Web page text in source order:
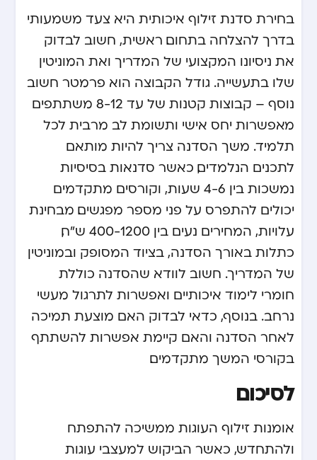
בחירת סדנת זילוף איכותית היא צעד משמעותי
בדרך להצלחה בתחום. ראשית, חשוב לבדוק
את ניסיונו המקצועי של המדריך ואת המוניטין
שלו בתעשייה. גודל הקבוצה הוא פרמטר חשוב
נוסף – קבוצות קטנות של עד 8-12 משתתפים
מאפשרות יחס אישי ותשומת לב מרבית לכל
תלמיד. משך הסדנה צריך להיות מותאם
לתכנים הנלמדים, כאשר סדנאות בסיסיות
נמשכות בין 4-6 שעות, וקורסים מתקדמים
יכולים להתפרס על פני מספר מפגשים. מבחינת
עלויות, המחירים נעים בין 400-1200 ש”ח,
כתלות באורך הסדנה, בציוד המסופק ובמוניטין
של המדריך. חשוב לוודא שהסדנה כוללת
חומרי לימוד איכותיים ואפשרות לתרגול מעשי
נרחב. בנוסף, כדאי לבדוק האם מוצעת תמיכה
לאחר הסדנה והאם קיימת אפשרות להשתתף
בקורסי המשך מתקדמים.
לסיכום
אומנות זילוף העוגות ממשיכה להתפתח
ולהתחדש, כאשר הביקוש למעצבי עוגות